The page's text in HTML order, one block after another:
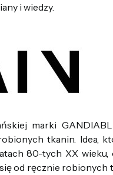
i wiedzy.
marki
tkanin. Idea,
80-tych XX
od ręcznie robionych